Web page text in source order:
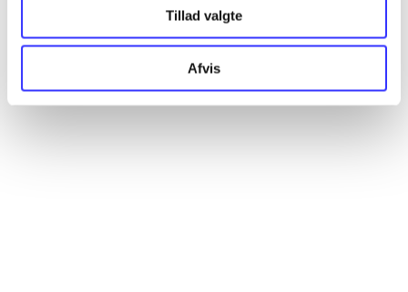
Tillad valgte
Afvis